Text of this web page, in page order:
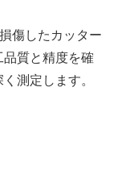
傷したカッター
質と精度を確
測定します。